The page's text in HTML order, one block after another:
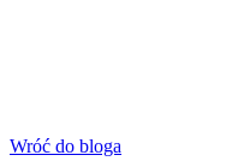
Wróć do bloga